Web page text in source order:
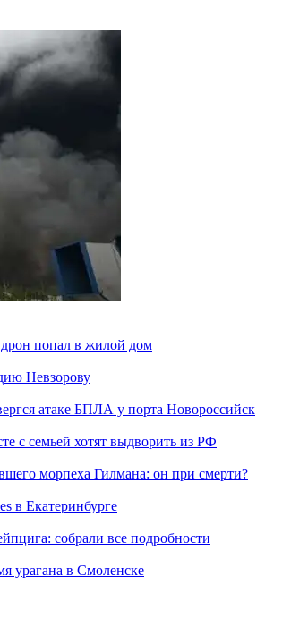
попал в жилой дом
Невзорову
атаке БПЛА у порта Новороссийск
с семьей хотят выдворить из РФ
морпеха Гилмана: он при смерти?
в Екатеринбурге
собрали все подробности
урагана в Смоленске